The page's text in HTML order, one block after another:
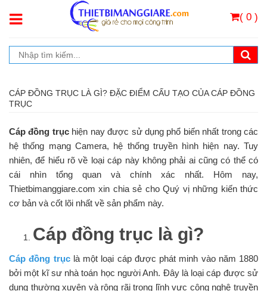
( 0 )
CÁP ĐỒNG TRỤC LÀ GÌ? ĐẶC ĐIỂM CẤU TẠO CỦA CÁP ĐỒNG
TRỤC
Cáp đồng trụchiện nay được sử dụng phổ biến nhất trong các
hệ thống mạng Camera, hệ thống truyền hình hiện nay. Tuy
nhiên, để hiểu rõ về loại cáp này không phải ai cũng có thể có
cái nhìn tổng quan và chính xác nhất. Hôm nay,
Thietbimanggiare.com xin chia sẻ cho Quý vị những kiến thức
cơ bản và cốt lõi nhất về sản phẩm này.
Cáp đồng trục là gì?
Cáp đồng trụclà một loại cáp được phát minh vào năm 1880
bởi một kĩ sư nhà toán học người Anh. Đây là loại cáp được sử
dụng thường xuyên và rộng rãi trong lĩnh vực công nghệ truyền